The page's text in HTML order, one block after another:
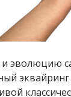
и эволюцию